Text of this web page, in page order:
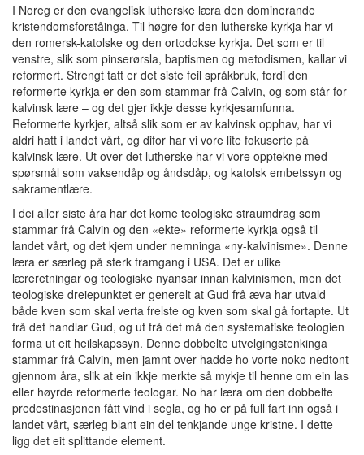
I Noreg er den evangelisk lutherske læra den dominerande
kristendomsforståinga. Til høgre for den lutherske kyrkja har vi
den romersk-katolske og den ortodokse kyrkja. Det som er til
venstre, slik som pinserørsla, baptismen og metodismen, kallar vi
reformert. Strengt tatt er det siste feil språkbruk, fordi den
reformerte kyrkja er den som stammar frå Calvin, og som står for
kalvinsk lære – og det gjer ikkje desse kyrkjesamfunna.
Reformerte kyrkjer, altså slik som er av kalvinsk opphav, har vi
aldri hatt i landet vårt, og difor har vi vore lite fokuserte på
kalvinsk lære. Ut over det lutherske har vi vore opptekne med
spørsmål som vaksendåp og åndsdåp, og katolsk embetssyn og
sakramentlære.
I dei aller siste åra har det kome teologiske straumdrag som
stammar frå Calvin og den «ekte» reformerte kyrkja også til
landet vårt, og det kjem under nemninga «ny-kalvinisme». Denne
læra er særleg på sterk framgang i USA. Det er ulike
læreretningar og teologiske nyansar innan kalvinismen, men det
teologiske dreiepunktet er generelt at Gud frå æva har utvald
både kven som skal verta frelste og kven som skal gå fortapte. Ut
frå det handlar Gud, og ut frå det må den systematiske teologien
forma ut eit heilskapssyn. Denne dobbelte utvelgingstenkinga
stammar frå Calvin, men jamnt over hadde ho vorte noko nedtont
gjennom åra, slik at ein ikkje merkte så mykje til henne om ein las
eller høyrde reformerte teologar. No har læra om den dobbelte
predestinasjonen fått vind i segla, og ho er på full fart inn også i
landet vårt, særleg blant ein del tenkjande unge kristne. I dette
ligg det eit splittande element.